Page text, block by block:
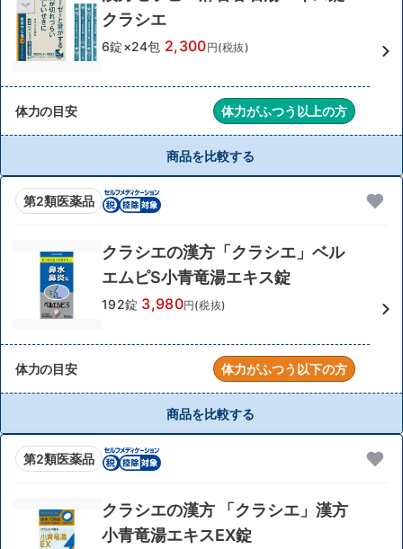
クラシエ
6錠×24包 2,300円(税抜)
体力の目安 体力がふつう以上の方
商品を比較する
第2類医薬品
クラシエの漢方「クラシエ」ベル
エムピS小青竜湯エキス錠
192錠 3,980円(税抜)
体力の目安 体力がふつう以下の方
商品を比較する
第2類医薬品
クラシエの漢方 「クラシエ」漢方
小青竜湯エキスEX錠